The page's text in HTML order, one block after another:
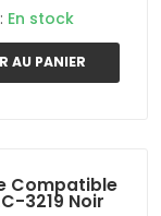
En stock
AU PANIER
Compatible
3219 Noir